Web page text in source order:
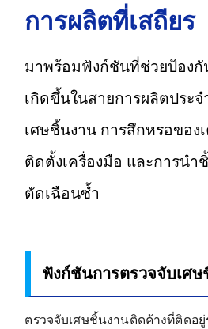
การผลิตที่เสถียร
มาพร้อมฟังก์ชันที่ช่วยป้องกั
เกิดขึ้นในสายการผลิตประ
เศษชิ้นงาน การสึกหรอของ
ติดตั้งเครื่องมือ และการนำ
ตัดเฉือนซ้ำ
ฟังก์ชันการตรวจจับเศ
ตรวจจับเศษชิ้นงานติดค้างที่ติดอยู่